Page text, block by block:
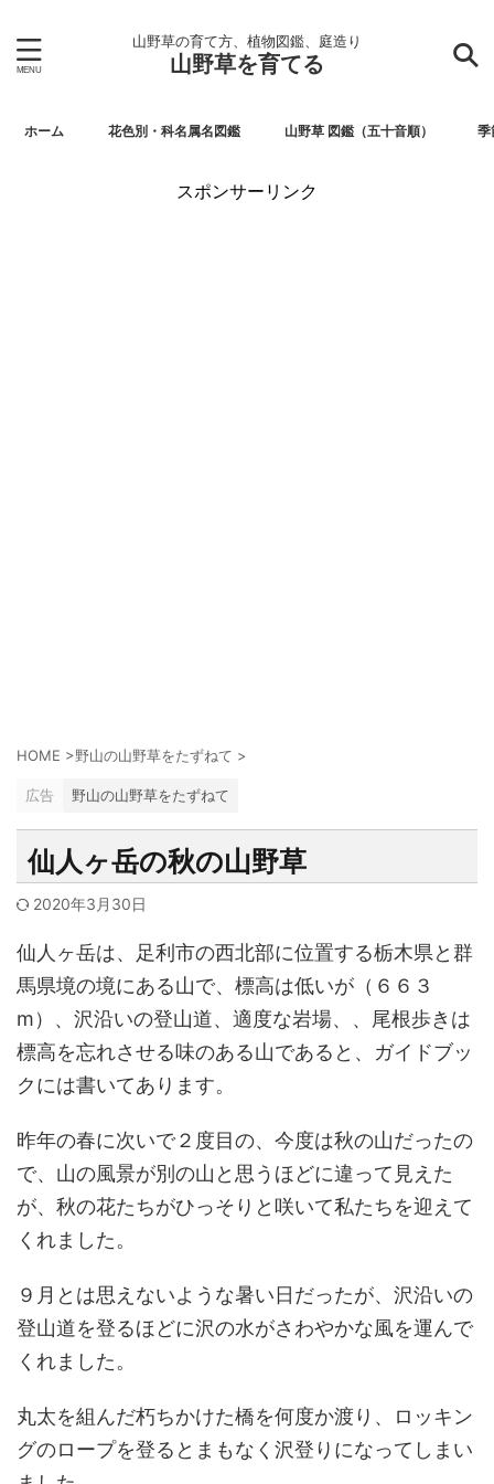
山野草の育て方、植物図鑑、庭造り
山野草を育てる
ホーム 花色別・科名属名図鑑 山野草 図鑑（五十音順） 季
スポンサーリンク
HOME >野山の山野草をたずねて >
広告 野山の山野草をたずねて
仙人ヶ岳の秋の山野草
2020年3月30日
仙人ヶ岳は、足利市の西北部に位置する栃木県と群
馬県境の境にある山で、標高は低いが（６６３
m）、沢沿いの登山道、適度な岩場、、尾根歩きは
標高を忘れさせる味のある山であると、ガイドブッ
クには書いてあります。
昨年の春に次いで２度目の、今度は秋の山だったの
で、山の風景が別の山と思うほどに違って見えた
が、秋の花たちがひっそりと咲いて私たちを迎えて
くれました。
９月とは思えないような暑い日だったが、沢沿いの
登山道を登るほどに沢の水がさわやかな風を運んで
くれました。
丸太を組んだ朽ちかけた橋を何度か渡り、ロッキン
グのロープを登るとまもなく沢登りになってしまい